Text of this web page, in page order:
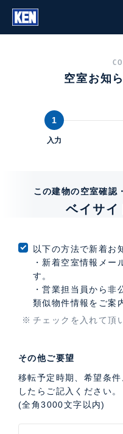
空室お知
1
入力
この建物の空室確認
ベイサイ
以下の方法で新着お
・新着空室情報メー
す。
・営業担当員から非
類似物件情報をご案
チェックを入れて頂
その他ご要望
移転予定時期、希望条
したらご記入ください。
(全角3000文字以内)